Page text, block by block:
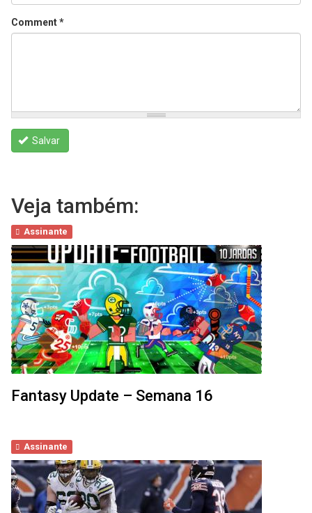
Comment*
Salvar
Veja também:
Assinante
Fantasy Update – Semana 16
Assinante